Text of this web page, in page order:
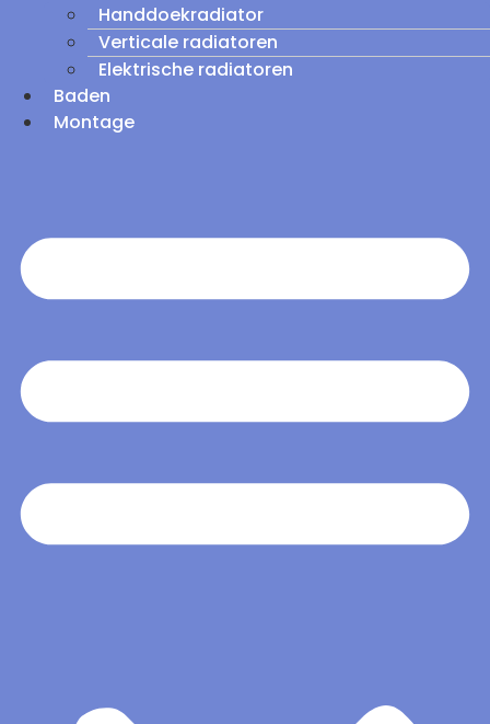
Handdoekradiator
Verticale radiatoren
Elektrische radiatoren
Baden
Montage